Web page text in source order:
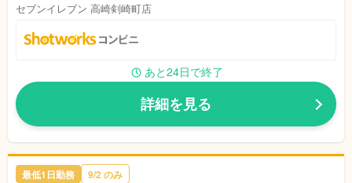
セブンイレブン 高崎剣崎町店
あと24日で終了
詳細を見る
最低1日勤務 9/2 のみ